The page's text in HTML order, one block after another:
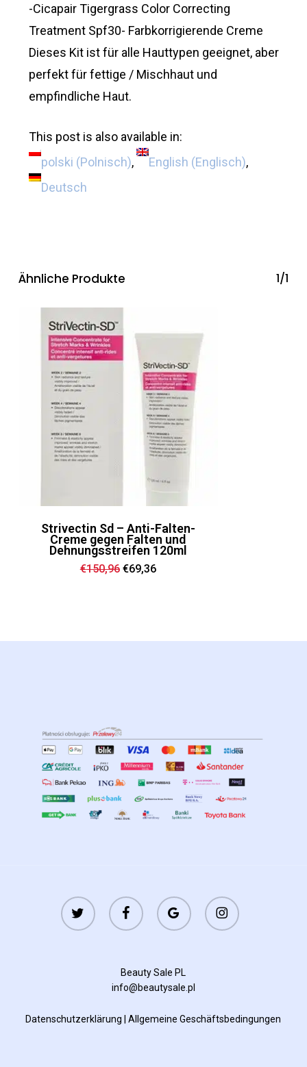
-Cicapair Tigergrass Color Correcting
Treatment Spf30- Farbkorrigierende Creme
Dieses Kit ist für alle Hauttypen geeignet, aber
perfekt für fettige / Mischhaut und
empfindliche Haut.
This post is also available in:
polski (Polnisch) English (Englisch)
Deutsch
Ähnliche Produkte 1/1
Strivectin Sd – Anti-Falten-
Creme gegen Falten und
Dehnungsstreifen 120ml
€150,96 Ursprünglicher
Preis
€69,36Aktueller
twitter facebook
google-
plus
instagram
Beauty Sale PL
info@beautysale.pl
Datenschutzerklärung |Allgemeine Geschäftsbedingungen